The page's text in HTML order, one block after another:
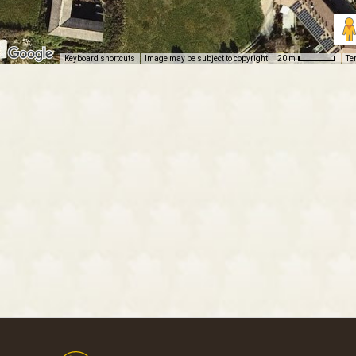
Keyboard shortcuts Image may be subject to copyright 20 m